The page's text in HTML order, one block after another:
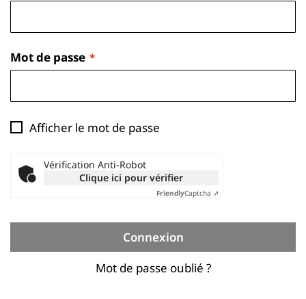
Mot de passe
Afficher le mot de passe
Vérification Anti-Robot
Clique ici pour vérifier
FriendlyCaptcha ⇗
Connexion
Mot de passe oublié ?